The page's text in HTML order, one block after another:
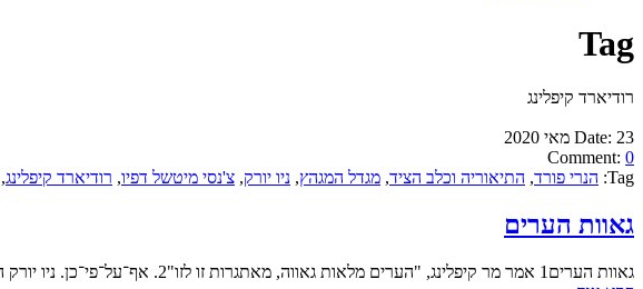
Tag
רודיארד קיפלינג
Date: 23 מאי 2020
Comment: 0
Tag: הנרי פורד, התיאוריה וכלב הציד, מגדל המגהץ, ניו יורק, צ'נסי מיטשל דפיו, רודיארד קיפלינג,
גאוות הערים
גאוות הערים1 אמר מר קיפלינג, "הערים מלאות גאווה, מאתגרות זו לזו"2. אף־על־פי־כן. ניו יורק ה